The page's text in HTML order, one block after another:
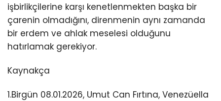
işbirlikçilerine karşı kenetlenmekten başka bir
çarenin olmadığını, direnmenin aynı zamanda
bir erdem ve ahlak meselesi olduğunu
hatırlamak gerekiyor.
Kaynakça
1.Birgün 08.01.2026, Umut Can Fırtına, Venezüella